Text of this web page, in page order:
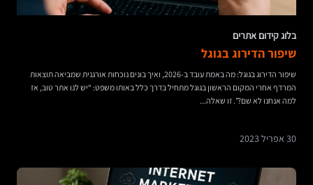
בלוג קידום אתרים
שיפור הדירוג בגוגל
שיפור הדירוג בגוגל: מה באמת עובד ב-2026, ואיך בונים נוכחות אורגנית שמביאה תוצאות
המרדף אחרי המקום הראשון בגוגל מתחיל בדרך כלל באותו משפט: “יש לנו אתר טוב, אז
למה אנחנו לא שם?”. זו שאלה...
30 אפריל 2023